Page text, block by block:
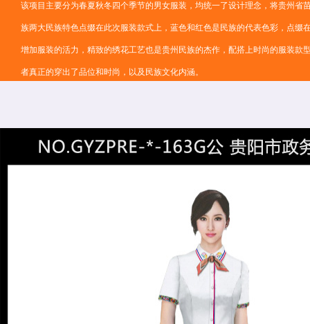
该项目主要分为春夏秋冬四个季节的男女服装，均统一了设计理念，将贵州省
族两大民族特色点缀在此次服装款式上，蓝色和红色是民族的代表色彩，点缀
增加服装的活力，精致的绣花工艺也是贵州民族的杰作，配搭上时尚的服装款
者真正的穿出了品位和时尚，以及民族文化内涵。